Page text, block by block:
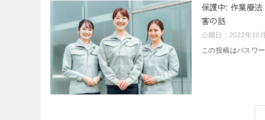
保護中: 作業療
害の話
公開日： 2022年10
この投稿はパスワ